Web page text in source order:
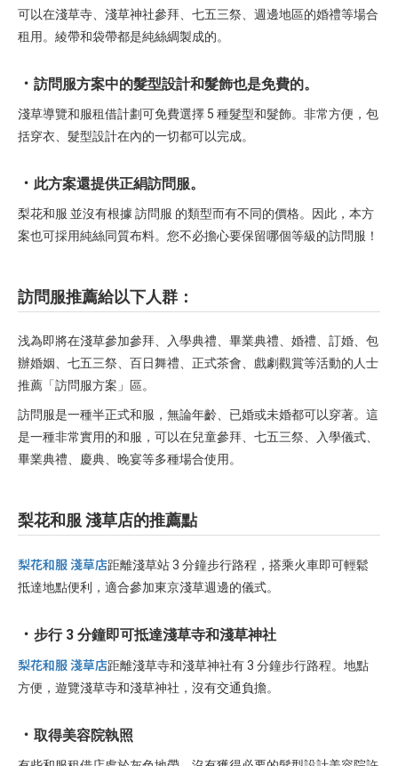
可以在淺草寺、淺草神社參拜、七五三祭、週邊地區的婚禮等場合
租用。綾帶和袋帶都是純絲綢製成的。
訪問服方案中的髮型設計和髮飾也是免費的。
淺草導覽和服租借計劃可免費選擇 5 種髮型和髮飾。非常方便，包
括穿衣、髮型設計在內的一切都可以完成。
此方案還提供正絹訪問服。
梨花和服 並沒有根據 訪問服 的類型而有不同的價格。因此，本方
案也可採用純絲同質布料。您不必擔心要保留哪個等級的訪問服！
訪問服推薦給以下人群：
浅為即將在淺草參加參拜、入學典禮、畢業典禮、婚禮、訂婚、包
辦婚姻、七五三祭、百日舞禮、正式茶會、戲劇觀賞等活動的人士
推薦「訪問服方案」區。
訪問服是一種半正式和服，無論年齡、已婚或未婚都可以穿著。這
是一種非常實用的和服，可以在兒童參拜、七五三祭、入學儀式、
畢業典禮、慶典、晚宴等多種場合使用。
梨花和服 淺草店的推薦點
梨花和服 淺草店距離淺草站 3 分鐘步行路程，搭乘火車即可輕鬆
抵達地點便利，適合參加東京淺草週邊的儀式。
步行 3 分鐘即可抵達淺草寺和淺草神社
梨花和服 淺草店距離淺草寺和淺草神社有 3 分鐘步行路程。地點
方便，遊覽淺草寺和淺草神社，沒有交通負擔。
取得美容院執照